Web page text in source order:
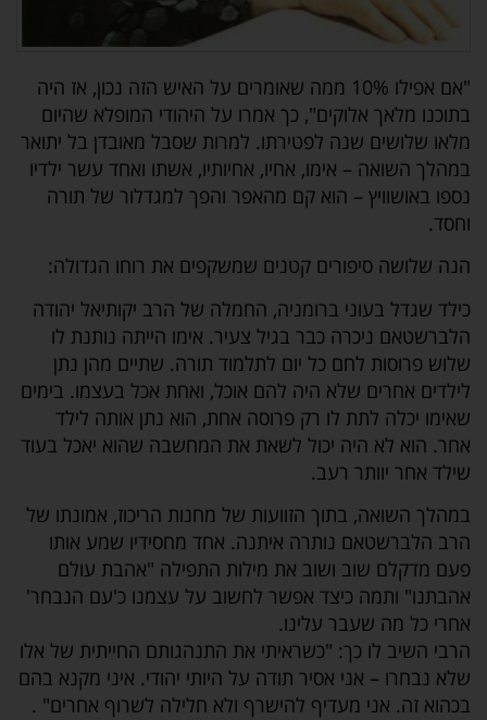
"אם אפילו 10% ממה שאומרים על האיש הזה נכון, אז היה
בתוכנו מלאך אלוקים", כך אמרו על היהודי המופלא שהיום
מלאו שלושים שנה לפטירתו. למרות שסבל מאובדן בל יתואר
במהלך השואה – אימו, אחיו, אחיותיו, אשתו ואחד עשר ילדיו
נספו באושוויץ – הוא קם מהאפר והפך למגדלור של תורה
וחסד.
הנה שלושה סיפורים קטנים שמשקפים את רוחו הגדולה:
כילד שגדל בעוני ברומניה, החמלה של הרב יקותיאל יהודה
הלברשטאם ניכרה כבר בגיל צעיר. אימו הייתה נותנת לו
שלוש פרוסות לחם כל יום לתלמוד תורה. שתיים מהן נתן
לילדים אחרים שלא היה להם אוכל, ואחת אכל בעצמו. בימים
שאימו יכלה לתת לו רק פרוסה אחת, הוא נתן אותה לילד
אחר. הוא לא היה יכול לשאת את המחשבה שהוא יאכל בעוד
שילד אחר יוותר רעב.
במהלך השואה, בתוך הזוועות של מחנות הריכוז, אמונתו של
הרב הלברשטאם נותרה איתנה. אחד מחסידיו שמע אותו
פעם מדקלם שוב ושוב את מילות התפילה "אהבת עולם
אהבתנו" ותמה כיצד אפשר לחשוב על עצמנו כ'עם הנבחר'
אחרי כל מה שעבר עלינו.
הרבי השיב לו כך: "כשראיתי את התנהגותם החייתית של אלו
שלא נבחרו – אני אסיר תודה על היותי יהודי. איני מקנא בהם
בכהוא זה. אני מעדיף להישרף ולא חלילה לשרוף אחרים" .